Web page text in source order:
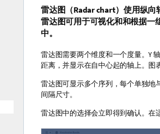
雷达图（Radar chart）使用纵向
雷达图可用于可视化和和根据一
中。
雷达图需要两个维度和一个度量。Y
距离，并显示在自中心起的轴上。图
雷达图可显示多个序列，每个单独地
间隔尺寸。
雷达图中的选择会立即得到确认。在